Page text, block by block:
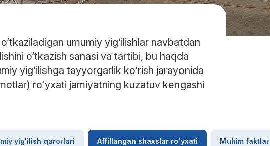
umumiy yig‘ilishlar navbatdan
o‘tkazish sanasi va tartibi, bu haqda
yig‘ilishga tayyorgarlik ko‘rish jarayonida
ro‘yxati jamiyatning kuzatuv kengashi
yig'ilish qarorlari Affillangan shaxslar ro'yxati Muhim faktlar